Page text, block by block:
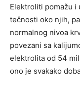
Elektroliti pomažu i
tečnosti oko njih,
normalnog nivoa
povezani sa
elektrolita od 54
ono je svakako